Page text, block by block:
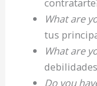
What are
tus
What are
Do you